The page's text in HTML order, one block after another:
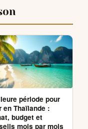
période pour
en Thaïlande :
budget et
mois par mois